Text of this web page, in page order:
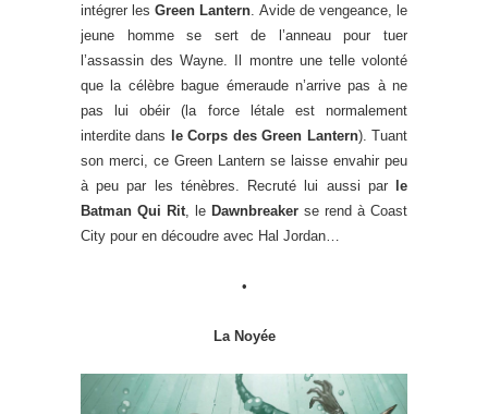
intégrer lesGreen Lantern . Avide de vengeance, le
jeune homme se sert de l’anneau pour tuer
l’assassin des Wayne. Il montre une telle volonté
que la célèbre bague émeraude n’arrive pas à ne
pas lui obéir (la force létale est normalement
interdite dans le Corps des Green Lantern). Tuant
son merci, ce Green Lantern se laisse envahir peu
à peu par les ténèbres. Recruté lui aussi par le
Batman Qui Rit , le Dawnbreaker se rend à Coast
City pour en découdre avec Hal Jordan…
•
La Noyée